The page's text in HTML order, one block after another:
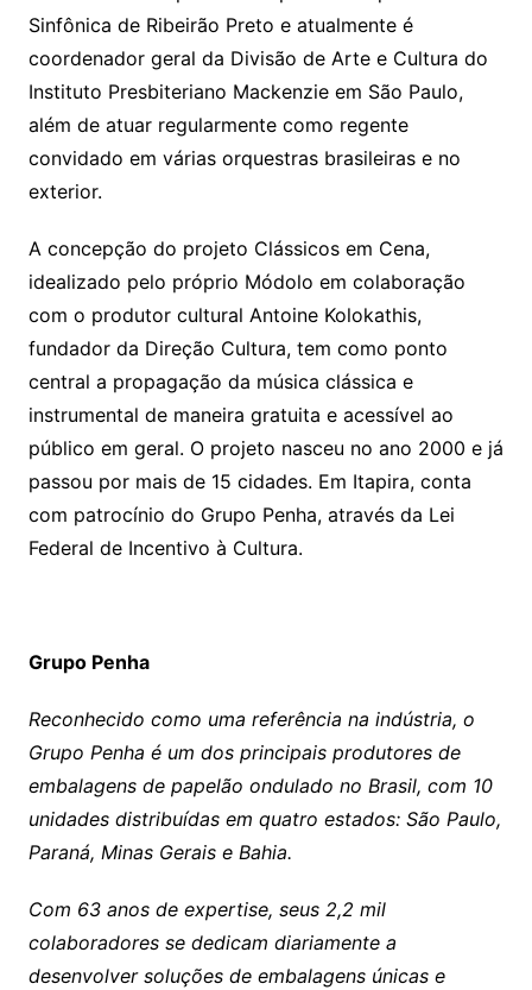
Sinfônica de Ribeirão Preto e atualmente é
coordenador geral da Divisão de Arte e Cultura do
Instituto Presbiteriano Mackenzie em São Paulo,
além de atuar regularmente como regente
convidado em várias orquestras brasileiras e no
exterior.
A concepção do projeto Clássicos em Cena,
idealizado pelo próprio Módolo em colaboração
com o produtor cultural Antoine Kolokathis,
fundador da Direção Cultura, tem como ponto
central a propagação da música clássica e
instrumental de maneira gratuita e acessível ao
público em geral. O projeto nasceu no ano 2000 e já
passou por mais de 15 cidades. Em Itapira, conta
com patrocínio do Grupo Penha, através da Lei
Federal de Incentivo à Cultura.
Grupo Penha
Reconhecido como uma referência na indústria, o
Grupo Penha é um dos principais produtores de
embalagens de papelão ondulado no Brasil, com 10
unidades distribuídas em quatro estados: São Paulo,
Paraná, Minas Gerais e Bahia.
Com 63 anos de expertise, seus 2,2 mil
colaboradores se dedicam diariamente a
desenvolver soluções de embalagens únicas e